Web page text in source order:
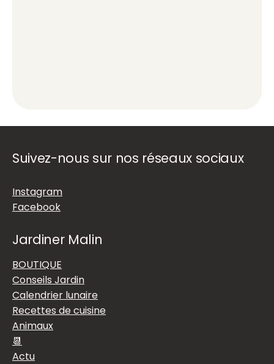
Suivez-nous sur nos réseaux sociaux
Instagram
Facebook
Jardiner Malin
BOUTIQUE
Conseils Jardin
Calendrier lunaire
Recettes de cuisine
Animaux
📆
Actu